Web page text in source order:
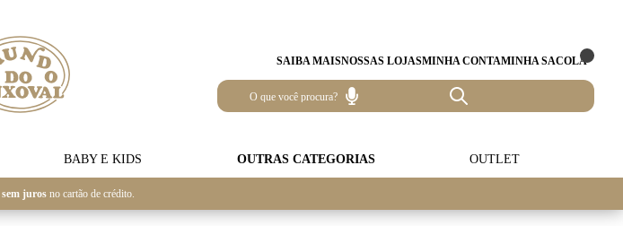
SAIBA MAISNOSSAS LOJASMINHA CONTAMINHA SACOLA
BABY E KIDS OUTRAS CATEGORIAS OUTLET
sem juros no cartão de crédito.